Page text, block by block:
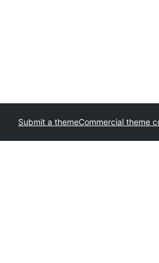
Submit a themeCommercial theme